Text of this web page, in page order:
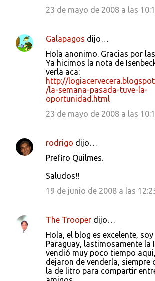
23 de mayo de 2008 a las
Galapagos dijo…
Hola anonimo. Gracias por
Ya hicimos la nota de
verla aca:
http://
/la-semana-pasada-tuve-la-
oportunidad.html
23 de mayo de 2008 a las
rodrigo dijo…
Prefiro Quilmes.
Saludos!!
19 de junio de 2008 a las
The Trooper dijo…
Hola, el blog es excelente,
Paraguay, lastimosamente la
vendió muy poco tiempo
dejaron de venderla, siempre
la de litro para compartir